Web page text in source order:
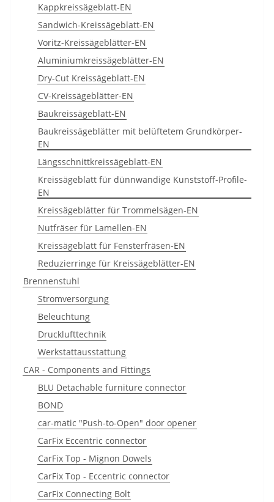
Kappkreissägeblatt-EN
Sandwich-Kreissägeblatt-EN
Voritz-Kreissägeblätter-EN
Aluminiumkreissägeblätter-EN
Dry-Cut Kreissägeblatt-EN
CV-Kreissägeblätter-EN
Baukreissägeblatt-EN
Baukreissägeblätter mit belüftetem Grundkörper-
EN
Längsschnittkreissägeblatt-EN
Kreissägeblatt für dünnwandige Kunststoff-Profile-
EN
Kreissägeblätter für Trommelsägen-EN
Nutfräser für Lamellen-EN
Kreissägeblatt für Fensterfräsen-EN
Reduzierringe für Kreissägeblätter-EN
Brennenstuhl
Stromversorgung
Beleuchtung
Drucklufttechnik
Werkstattausstattung
CAR - Components and Fittings
BLU Detachable furniture connector
BOND
car-matic "Push-to-Open" door opener
CarFix Eccentric connector
CarFix Top - Mignon Dowels
CarFix Top - Eccentric connector
CarFix Connecting Bolt